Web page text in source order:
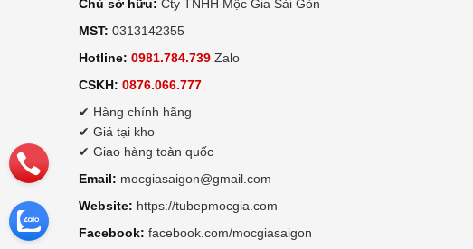
Chủ sở hữu: Cty TNHH Mộc Gia Sài Gòn
MST: 0313142355
Hotline: 0981.784.739 Zalo
CSKH: 0876.066.777
✔ Hàng chính hãng
✔ Giá tại kho
✔ Giao hàng toàn quốc
Email: mocgiasaigon@gmail.com
Website: https://tubepmocgia.com
Facebook: facebook.com/mocgiasaigon